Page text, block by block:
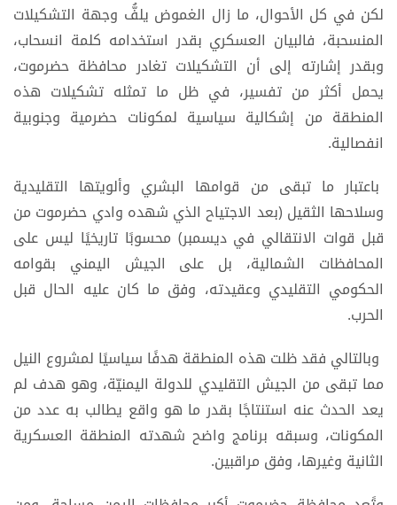
لكن في كل الأحوال، ما زال الغموض يلفُّ وجهة التشكيلات
المنسحبة، فالبيان العسكري بقدر استخدامه كلمة انسحاب،
وبقدر إشارته إلى أن التشكيلات تغادر محافظة حضرموت،
يحمل أكثر من تفسير، في ظل ما تمثله تشكيلات هذه
المنطقة من إشكالية سياسية لمكونات حضرمية وجنوبية
انفصالية.
باعتبار ما تبقى من قوامها البشري وألويتها التقليدية
وسلاحها الثقيل (بعد الاجتياح الذي شهده وادي حضرموت من
قبل قوات الانتقالي في ديسمبر) محسوبًا تاريخيًا ليس على
المحافظات الشمالية، بل على الجيش اليمني بقوامه
الحكومي التقليدي وعقيدته، وفق ما كان عليه الحال قبل
الحرب.
وبالتالي فقد ظلت هذه المنطقة هدفًا سياسيًا لمشروع النيل
مما تبقى من الجيش التقليدي للدولة اليمنيّة، وهو هدف لم
يعد الحدث عنه استنتاجًا بقدر ما هو واقع يطالب به عدد من
المكونات، وسبقه برنامج واضح شهدته المنطقة العسكرية
الثانية وغيرها، وفق مراقبين.